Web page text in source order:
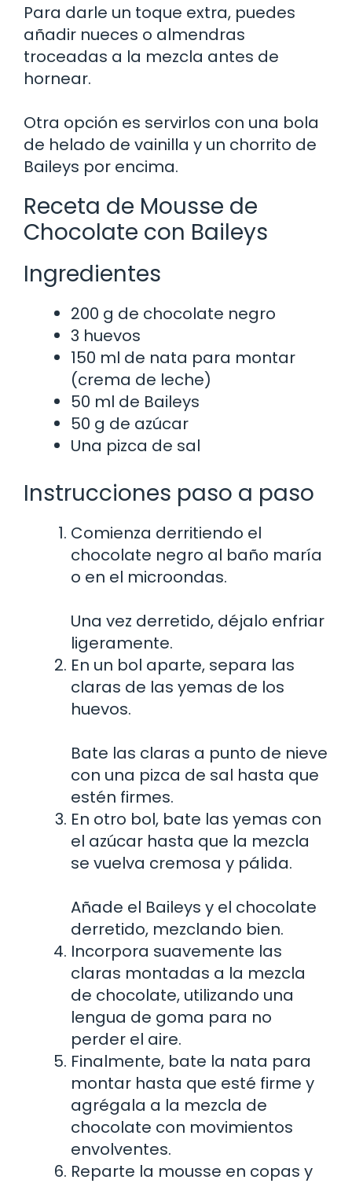
Para darle un toque extra, puedes
añadir nueces o almendras
troceadas a la mezcla antes de
hornear.
Otra opción es servirlos con una bola
de helado de vainilla y un chorrito de
Baileys por encima.
Receta de Mousse de
Chocolate con Baileys
Ingredientes
200 g de chocolate negro
3 huevos
150 ml de nata para montar
(crema de leche)
50 ml de Baileys
50 g de azúcar
Una pizca de sal
Instrucciones paso a paso
Comienza derritiendo el
chocolate negro al baño maría
o en el microondas.
Una vez derretido, déjalo enfriar
ligeramente.
En un bol aparte, separa las
claras de las yemas de los
huevos.
Bate las claras a punto de nieve
con una pizca de sal hasta que
estén firmes.
En otro bol, bate las yemas con
el azúcar hasta que la mezcla
se vuelva cremosa y pálida.
Añade el Baileys y el chocolate
derretido, mezclando bien.
Incorpora suavemente las
claras montadas a la mezcla
de chocolate, utilizando una
lengua de goma para no
perder el aire.
Finalmente, bate la nata para
montar hasta que esté firme y
agrégala a la mezcla de
chocolate con movimientos
envolventes.
Reparte la mousse en copas y